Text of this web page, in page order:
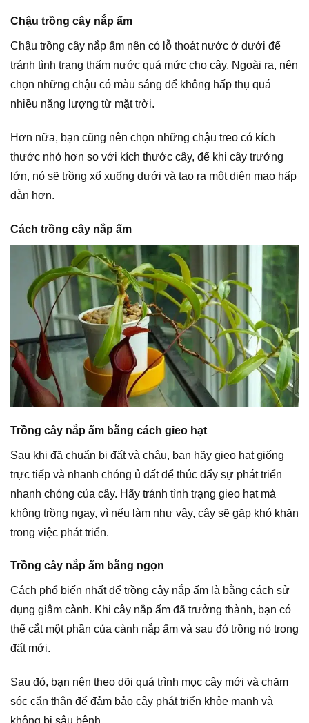
Chậu trồng cây nắp ấm
Chậu trồng cây nắp ấm nên có lỗ thoát nước ở dưới để
tránh tình trạng thấm nước quá mức cho cây. Ngoài ra, nên
chọn những chậu có màu sáng để không hấp thụ quá
nhiều năng lượng từ mặt trời.
Hơn nữa, bạn cũng nên chọn những chậu treo có kích
thước nhỏ hơn so với kích thước cây, để khi cây trưởng
lớn, nó sẽ trồng xổ xuống dưới và tạo ra một diện mạo hấp
dẫn hơn.
Cách trồng cây nắp ấm
Trồng cây nắp ấm bằng cách gieo hạt
Sau khi đã chuẩn bị đất và chậu, bạn hãy gieo hạt giống
trực tiếp và nhanh chóng ủ đất để thúc đẩy sự phát triển
nhanh chóng của cây. Hãy tránh tình trạng gieo hạt mà
không trồng ngay, vì nếu làm như vậy, cây sẽ gặp khó khăn
trong việc phát triển.
Trồng cây nắp ấm bằng ngọn
Cách phổ biến nhất để trồng cây nắp ấm là bằng cách sử
dụng giâm cành. Khi cây nắp ấm đã trưởng thành, bạn có
thể cắt một phần của cành nắp ấm và sau đó trồng nó trong
đất mới.
Sau đó, bạn nên theo dõi quá trình mọc cây mới và chăm
sóc cẩn thận để đảm bảo cây phát triển khỏe mạnh và